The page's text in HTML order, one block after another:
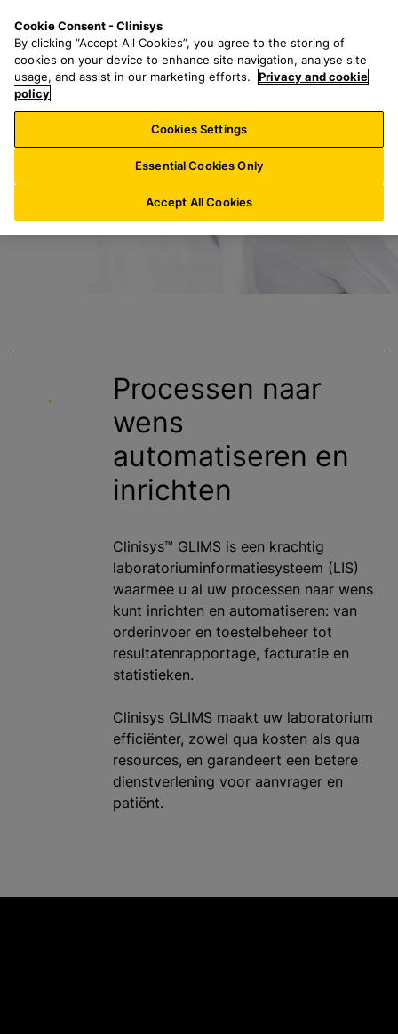
a
r
h
f
o
:
n
u
Processen naar
wens
automatiseren en
inrichten
Clinisys™ GLIMS is een krachtig
laboratoriuminformatiesysteem (LIS)
waarmee u al uw processen naar wens
kunt inrichten en automatiseren: van
orderinvoer en toestelbeheer tot
resultatenrapportage, facturatie en
statistieken.
Clinisys GLIMS maakt uw laboratorium
efficiënter, zowel qua kosten als qua
resources, en garandeert een betere
dienstverlening voor aanvrager en
patiënt.
Cookie Consent - Clinisys
By clicking “Accept All Cookies”, you agree to the storing of
cookies on your device to enhance site navigation, analyse site
usage, and assist in our marketing efforts.
Privacy and cookie
policy
Cookies Settings
Essential Cookies Only
Accept All Cookies